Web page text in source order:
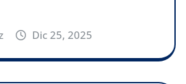
Dic 25, 2025